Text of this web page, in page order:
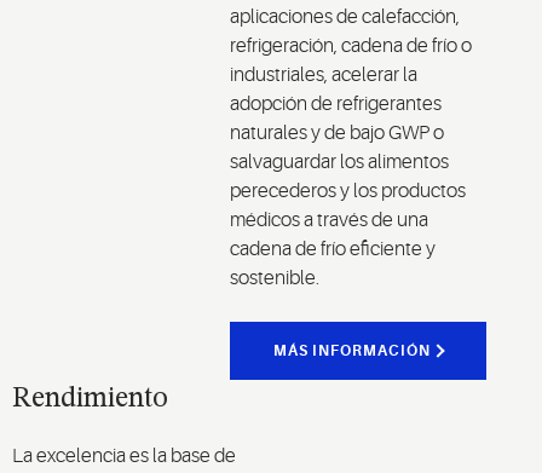
aplicaciones de calefacción,
refrigeración, cadena de frío o
industriales, acelerar la
adopción de refrigerantes
naturales y de bajo GWP o
salvaguardar los alimentos
perecederos y los productos
médicos a través de una
cadena de frío eficiente y
sostenible.
MÁS INFORMACIÓN
Rendimiento
La excelencia es la base de